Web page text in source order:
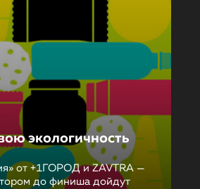
экологичность
от +1ГОРОД и ZAVTRA —
до финиша дойдут